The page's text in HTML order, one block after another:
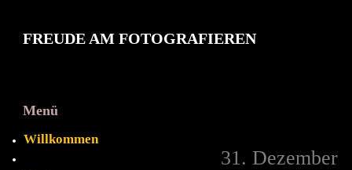
FREUDE AM FOTOGRAFIEREN
Menü
Willkommen
31. Dezember